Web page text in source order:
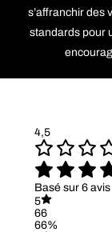
s’affranchir des
standards pour
4,5
Basé sur 6 avis
5
66
66%